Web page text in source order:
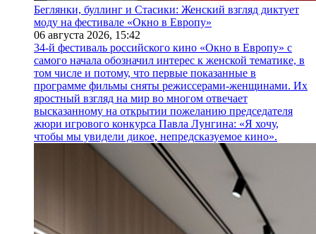
Беглянки, буллинг и Стасики: Женский взгляд диктует
моду на фестивале «Окно в Европу»
06 августа 2026, 15:42
34-й фестиваль российского кино «Окно в Европу» с
самого начала обозначил интерес к женской тематике, в
том числе и потому, что первые показанные в
программе фильмы сняты режиссерами-женщинами. Их
яростный взгляд на мир во многом отвечает
высказанному на открытии пожеланию председателя
жюри игрового конкурса Павла Лунгина: «Я хочу,
чтобы мы увидели дикое, непредсказуемое кино».